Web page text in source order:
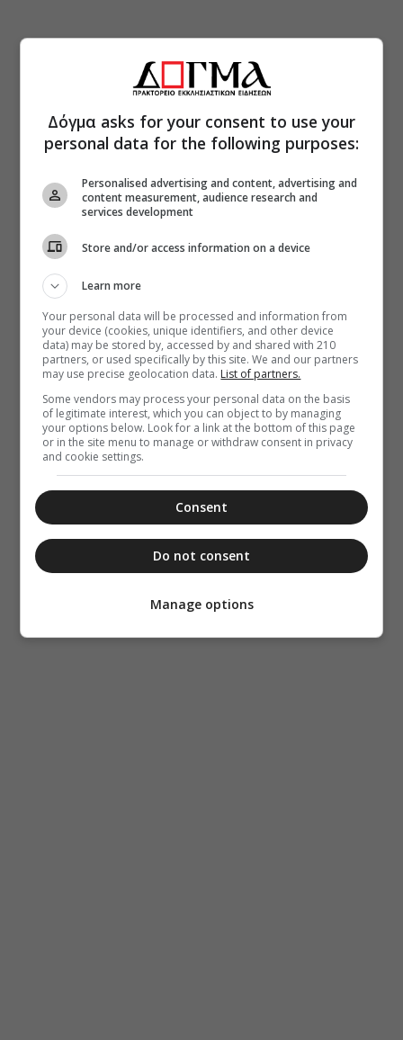
Δόγμα asks for your consent to use your
personal data for the following purposes:
Personalised advertising and content, advertising and
content measurement, audience research and
services development
Store and/or access information on a device
Learn more
Your personal data will be processed and information from
your device (cookies, unique identifiers, and other device
data) may be stored by, accessed by and shared with 210
partners, or used specifically by this site. We and our partners
may use precise geolocation data. List of partners.
Some vendors may process your personal data on the basis
of legitimate interest, which you can object to by managing
your options below. Look for a link at the bottom of this page
or in the site menu to manage or withdraw consent in privacy
and cookie settings.
Consent
Do not consent
Manage options